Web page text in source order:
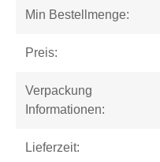
Min Bestellmenge:
Preis:
Verpackung
Informationen:
Lieferzeit: